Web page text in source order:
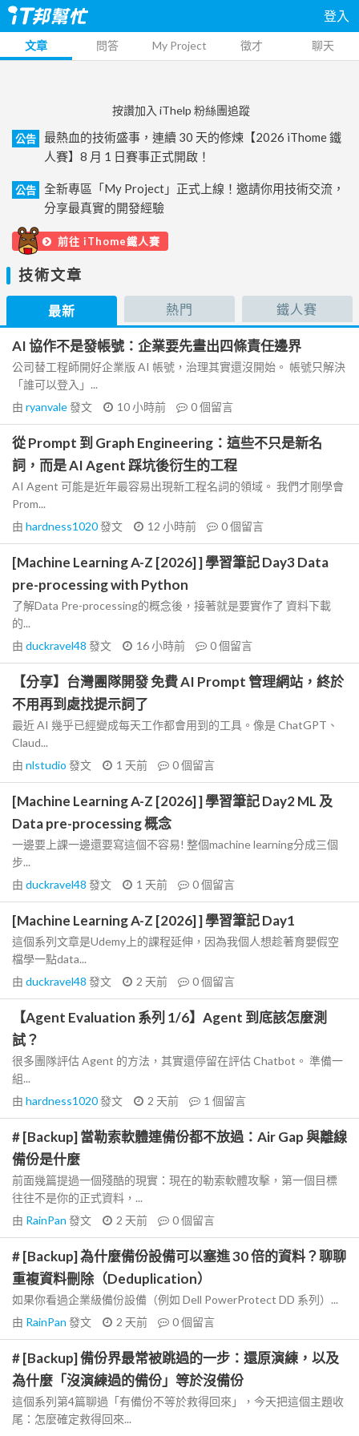
登入
文章 問答 My Project 徵才 聊天
按讚加入 iThelp 粉絲團追蹤
公告
最熱血的技術盛事，連續 30 天的修煉【2026 iThome 鐵
人賽】8 月 1 日賽事正式開啟！
公告
全新專區「My Project」正式上線！邀請你用技術交流，
分享最真實的開發經驗
前往 iThome鐵人賽
技術文章
最新 熱門 鐵人賽
AI 協作不是發帳號：企業要先畫出四條責任邊界
公司替工程師開好企業版 AI 帳號，治理其實還沒開始。 帳號只解決
「誰可以登入」...
由 ryanvale發文 10 小時前 0個留言
從 Prompt 到 Graph Engineering：這些不只是新名
詞，而是 AI Agent 踩坑後衍生的工程
AI Agent 可能是近年最容易出現新工程名詞的領域。 我們才剛學會
Prom...
由 hardness1020發文 12 小時前 0個留言
[Machine Learning A-Z [2026] ] 學習筆記 Day3 Data
pre-processing with Python
了解Data Pre-processing的概念後，接著就是要實作了 資料下載
的...
由 duckravel48 發文 16 小時前 0個留言
【分享】台灣團隊開發 免費 AI Prompt 管理網站，終於
不用再到處找提示詞了
最近 AI 幾乎已經變成每天工作都會用到的工具。像是 ChatGPT、
Claud...
由 nlstudio 發文 1 天前 0個留言
[Machine Learning A-Z [2026] ] 學習筆記 Day2 ML 及
Data pre-processing 概念
一邊要上課一邊還要寫這個不容易! 整個machine learning分成三個
步...
由 duckravel48 發文 1 天前 0個留言
[Machine Learning A-Z [2026] ] 學習筆記 Day1
這個系列文章是Udemy上的課程延伸，因為我個人想趁著育嬰假空
檔學一點data...
由 duckravel48 發文 2 天前 0個留言
【Agent Evaluation 系列 1/6】Agent 到底該怎麼測
試？
很多團隊評估 Agent 的方法，其實還停留在評估 Chatbot。 準備一
組...
由 hardness1020發文 2 天前 1 個留言
# [Backup] 當勒索軟體連備份都不放過：Air Gap 與離線
備份是什麼
前面幾篇提過一個殘酷的現實：現在的勒索軟體攻擊，第一個目標
往往不是你的正式資料，...
由 RainPan 發文 2 天前 0個留言
# [Backup] 為什麼備份設備可以塞進 30 倍的資料？聊聊
重複資料刪除（Deduplication）
如果你看過企業級備份設備（例如 Dell PowerProtect DD 系列）...
由 RainPan 發文 2 天前 0個留言
# [Backup] 備份界最常被跳過的一步：還原演練，以及
為什麼「沒演練過的備份」等於沒備份
這個系列第4篇聊過「有備份不等於救得回來」，今天把這個主題收
尾：怎麼確定救得回來...